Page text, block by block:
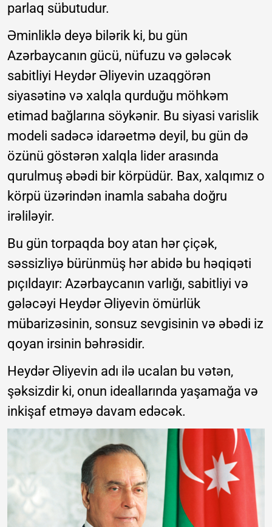
parlaq sübutudur.
Əminliklə deyə bilərik ki, bu gün
Azərbaycanın gücü, nüfuzu və gələcək
sabitliyi Heydər Əliyevin uzaqgörən
siyasətinə və xalqla qurduğu möhkəm
etimad bağlarına söykənir. Bu siyasi varislik
modeli sadəcə idarəetmə deyil, bu gün də
özünü göstərən xalqla lider arasında
qurulmuş əbədi bir körpüdür. Bax, xalqımız o
körpü üzərindən inamla sabaha doğru
irəliləyir.
Bu gün torpaqda boy atan hər çiçək,
səssizliyə bürünmüş hər abidə bu həqiqəti
pıçıldayır: Azərbaycanın varlığı, sabitliyi və
gələcəyi Heydər Əliyevin ömürlük
mübarizəsinin, sonsuz sevgisinin və əbədi iz
qoyan irsinin bəhrəsidir.
Heydər Əliyevin adı ilə ucalan bu vətən,
şəksizdir ki, onun ideallarında yaşamağa və
inkişaf etməyə davam edəcək.